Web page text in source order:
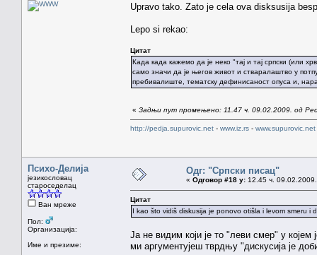
Upravo tako. Zato je cela ova disksusija
Lepo si rekao:
Цитат
Када када кажемо да је неко "тај и тај српски (или
само значи да је његов живот и стваралаштво у
пребивалиште, тематску дефинисаност опуса и,
« Задњи пут промењено: 11.47 ч. 09.02.2009. од
http://pedja.supurovic.net - www.iz.rs - www.supurovic.net
Психо-Делија
језикословац
староседелац
Ван мреже
Пол:
Организација:
Име и презиме:
Одг: "Српски писац"
« Одговор #18 у: 12.45 ч.
Цитат
I kao što vidiš diskusija je ponovo otišla i levom smeru i
Ја не видим који је то "леви смер" у
ми аргументујеш тврдњу "дискусија је